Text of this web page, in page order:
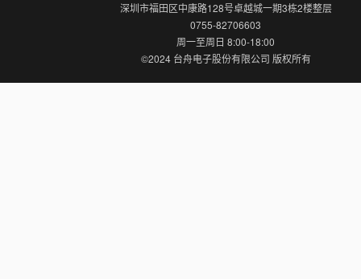
深圳市福田区中康路128号卓越城一期3栋2楼整层
0755-82706603
周一至周日 8:00-18:00
©2024 台舟电子股份有限公司 版权所有